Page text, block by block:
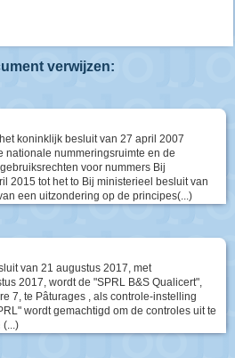
verwijzen:
koninklijk besluit van 27 april 2007
nationale nummeringsruimte en de
voor nummers Bij
2015 tot het to Bij ministerieel besluit van
een uitzondering op de principes(...)
van 21 augustus 2017, met
2017, wordt de "SPRL B&S Qualicert",
7, te Pâturages , als controle-instelling
wordt gemachtigd om de controles uit te
(...)